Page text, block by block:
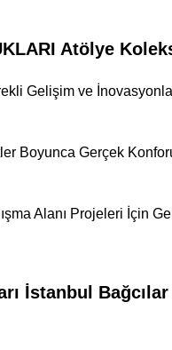
Atölye
Gelişim ve
Boyunca Gerçek
Alanı Projeleri İçin
İstanbul